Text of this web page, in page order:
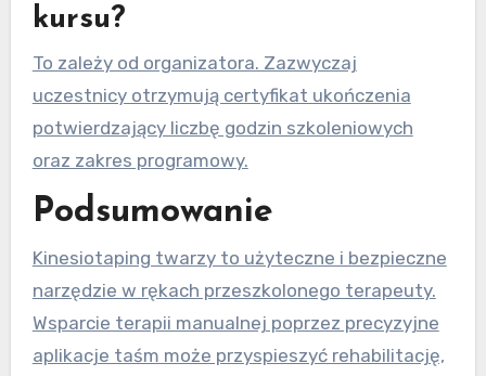
kursu?
To zależy od organizatora. Zazwyczaj
uczestnicy otrzymują certyfikat ukończenia
potwierdzający liczbę godzin szkoleniowych
oraz zakres programowy.
Podsumowanie
Kinesiotaping twarzy to użyteczne i bezpieczne
narzędzie w rękach przeszkolonego terapeuty.
Wsparcie terapii manualnej poprzez precyzyjne
aplikacje taśm może przyspieszyć rehabilitację,